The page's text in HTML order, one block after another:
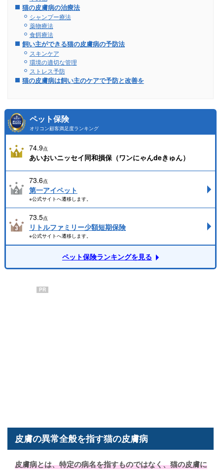
猫の皮膚病の治療法
シャンプー療法
薬物療法
食餌療法
飼い主ができる猫の皮膚病の予防法
スキンケア
環境の適切な管理
ストレス予防
猫の皮膚病は飼い主のケアで予防と改善を
ペット保険
オリコン顧客満足度ランキング
74.9点
あいおいニッセイ同和損保（ワンにゃんdeきゅん）
73.6点
第一アイペット
※公式サイトへ遷移します。
73.5点
リトルファミリー少額短期保険
※公式サイトへ遷移します。
ペット保険ランキングを見る
PR
皮膚の異常全般を指す猫の皮膚病
皮膚病とは、特定の病名を指すものではなく、猫の皮膚に